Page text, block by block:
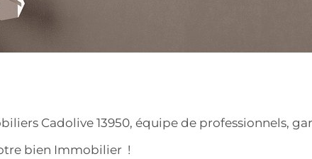
Cadolive 13950, équipe de professionnels,
bien Immobilier !